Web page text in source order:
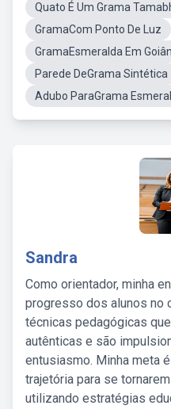
Quato É Um Grama
GramaCom Ponto De Luz
GramaEsmeralda Em
Parede DeGrama Sintética
Adubo ParaGrama
Sandra
Como orientador, minha
progresso dos alunos no
técnicas pedagógicas
autênticas e são
entusiasmo. Minha meta
trajetória para se
utilizando estratégias